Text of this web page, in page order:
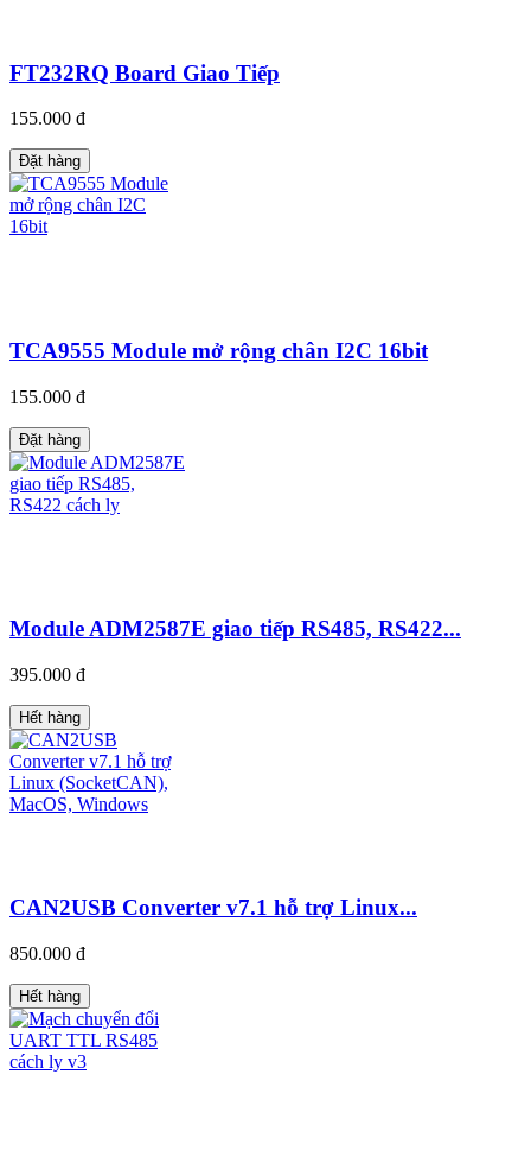
FT232RQ Board Giao Tiếp
155.000 đ
Đặt hàng
TCA9555 Module mở rộng chân I2C 16bit
155.000 đ
Đặt hàng
Module ADM2587E giao tiếp RS485, RS422...
395.000 đ
Hết hàng
CAN2USB Converter v7.1 hỗ trợ Linux...
850.000 đ
Hết hàng